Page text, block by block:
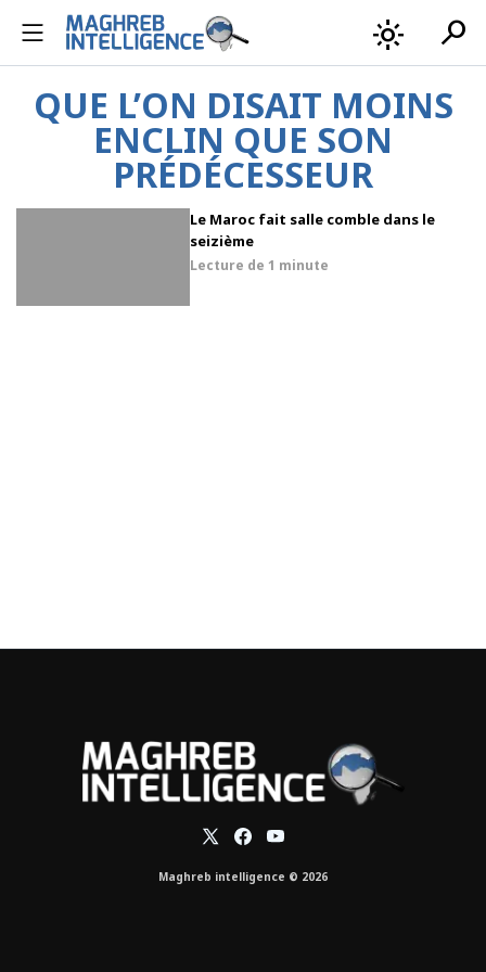
light_mode search
QUE L’ON DISAIT MOINS
ENCLIN QUE SON
PRÉDÉCESSEUR
Le Maroc fait salle comble dans le
seizième
Lecture de 1 minute
Maghreb intelligence © 2026